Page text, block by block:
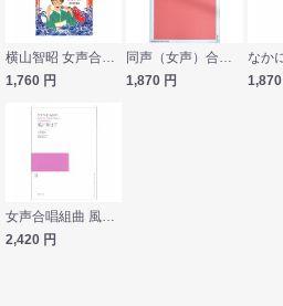
横山智昭 女声合唱のための DO ENKA!ド演歌 カワイ出版
1,760 円
同声（女声）合唱とピアノ（弦楽オーケストラ）のための じゅうにつき 音楽之友社
1,870 円
1,870
女声合唱組曲 風に寄せて 音楽之友社
2,420 円